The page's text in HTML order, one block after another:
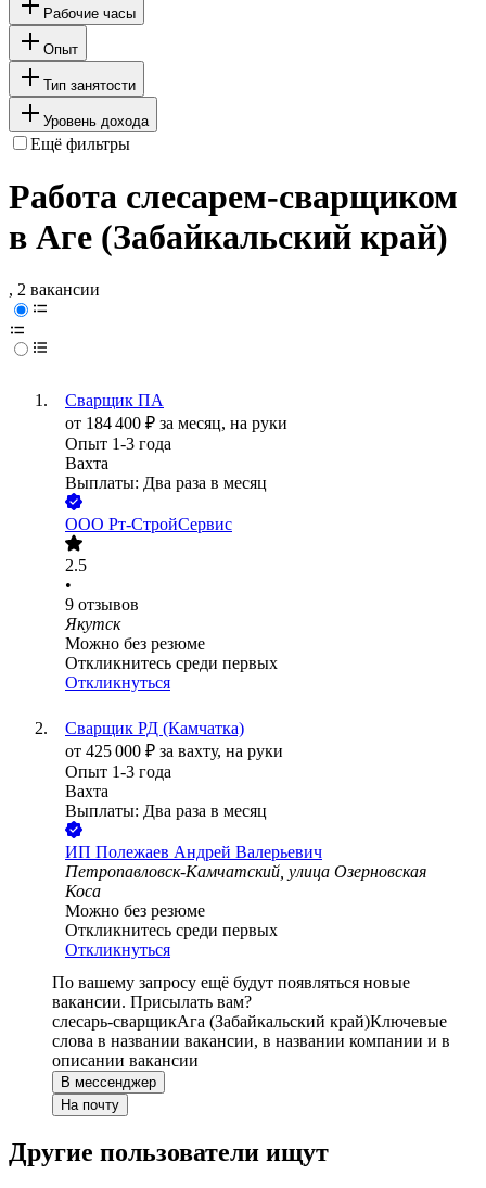
Рабочие часы
Опыт
Тип занятости
Уровень дохода
Ещё фильтры
Работа слесарем-сварщиком
в Аге (Забайкальский край)
, 2 вакансии
Сварщик ПА
от 184 400 ₽ за месяц, на руки
Опыт 1-3 года
Вахта
Выплаты: Два раза в месяц
ООО Рт-СтройСервис
2.5
•
9 отзывов
Якутск
Можно без резюме
Откликнитесь среди первых
Откликнуться
Сварщик РД (Камчатка)
от 425 000 ₽ за вахту, на руки
Опыт 1-3 года
Вахта
Выплаты: Два раза в месяц
ИП Полежаев Андрей Валерьевич
Петропавловск-Камчатский, улица Озерновская
Коса
Можно без резюме
Откликнитесь среди первых
Откликнуться
По вашему запросу ещё будут появляться новые
вакансии. Присылать вам?
слесарь-сварщикАга (Забайкальский край)Ключевые
слова в названии вакансии, в названии компании и в
описании вакансии
В мессенджер
На почту
Другие пользователи ищут